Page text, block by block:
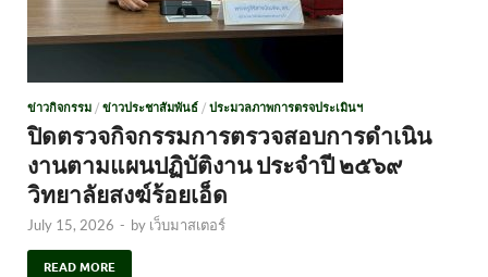
ข่าวกิจกรรม / ข่าวประชาสัมพันธ์ / ประมวลภาพการตรจประเมินฯ
ปิดตรวจกิจกรรมการตรวจสอบการดำเนิน
งานตามแผนปฏิบัติงาน ประจำปี ๒๕๖๙
วิทยาลัยสงฆ์ร้อยเอ็ด
July 15, 2026 - by เว็บมาสเตอร์
READ MORE